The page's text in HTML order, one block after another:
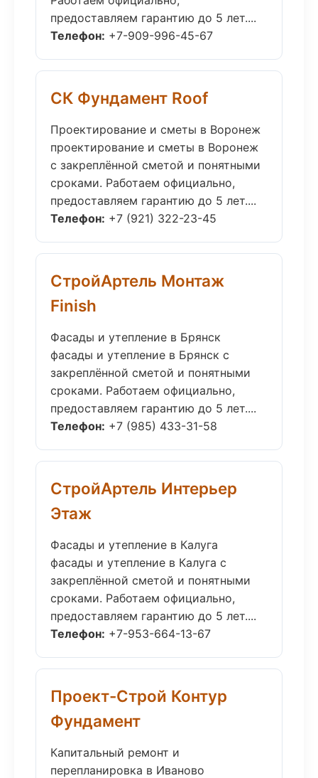
предоставляем гарантию до 5 лет....
Телефон: +7-909-996-45-67
СК Фундамент Roof
Проектирование и сметы в Воронеж
проектирование и сметы в Воронеж
с закреплённой сметой и понятными
сроками. Работаем официально,
предоставляем гарантию до 5 лет....
Телефон: +7 (921) 322-23-45
СтройАртель Монтаж
Finish
Фасады и утепление в Брянск
фасады и утепление в Брянск с
закреплённой сметой и понятными
сроками. Работаем официально,
предоставляем гарантию до 5 лет....
Телефон: +7 (985) 433-31-58
СтройАртель Интерьер
Этаж
Фасады и утепление в Калуга
фасады и утепление в Калуга с
закреплённой сметой и понятными
сроками. Работаем официально,
предоставляем гарантию до 5 лет....
Телефон: +7-953-664-13-67
Проект-Строй Контур
Фундамент
Капитальный ремонт и
перепланировка в Иваново